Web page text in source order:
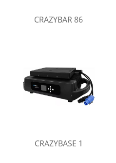
CRAZYBAR 86
CRAZYBASE 1